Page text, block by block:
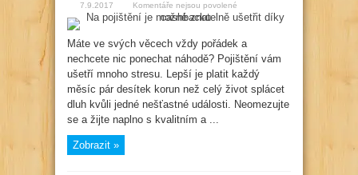
7.9.2017 Komentáře nejsou povolené
textu
s
pojištění
je
znatelně
díky
cashbacku
Máte ve svých věcech vždy pořádek a
nechcete nic ponechat náhodě? Pojištění vám
ušetří mnoho stresu. Lepší je platit každý
měsíc pár desítek korun než celý život splácet
dluh kvůli jedné nešťastné události. Neomezujte
se a žijte naplno s kvalitním a ...
Zobrazit »